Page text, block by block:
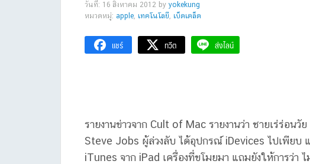
วันที่: 16 สิงหาคม 2012 by yokekung
หมวดหมู่: apple, เทคโนโลยี, เบ็ดเตล็ด
แชร์ ทวีต ส่งไลน์
รายงานข่าวจาก Cult of Mac รายงานว่า ชายเร่ร่อน
Steve Jobs ผู้ล่วงลับ ได้อุปกรณ์ iDevices ไปเพียบ
iTunes จาก iPad เครื่องที่ขโมยมา แถมยังให้การว่า